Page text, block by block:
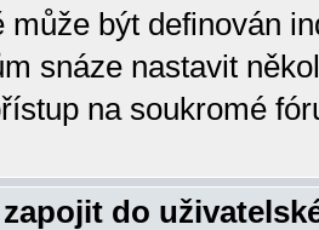
může být definován
snáze nastavit
na soukromé
do